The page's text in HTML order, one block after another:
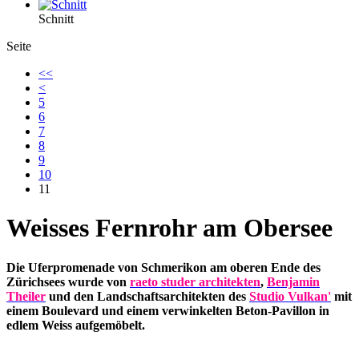
Schnitt
Seite
<<
<
5
6
7
8
9
10
11
Weisses Fernrohr am Obersee
Die Uferpromenade von Schmerikon am oberen Ende des
Zürichsees wurde von raeto studer architekten, Benjamin
Theiler und den Landschaftsarchitekten des Studio Vulkan' mit
einem Boulevard und einem verwinkelten Beton-Pavillon in
edlem Weiss aufgemöbelt.